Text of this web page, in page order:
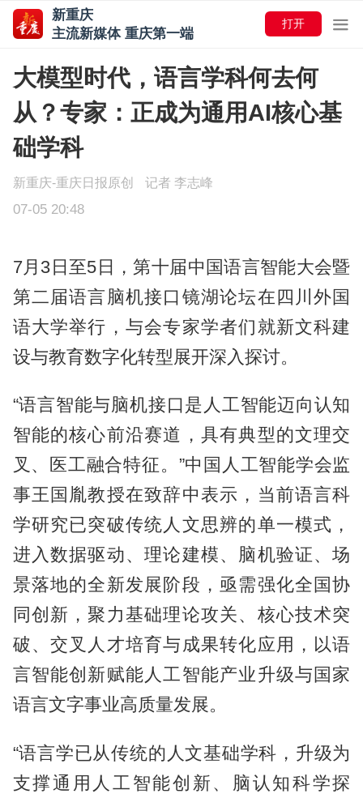
新重庆
主流新媒体 重庆第一端
打开
大模型时代，语言学科何去何
从？专家：正成为通用AI核心基
础学科
新重庆-重庆日报原创 记者 李志峰
07-05 20:48
7月3日至5日，第十届中国语言智能大会暨
第二届语言脑机接口镜湖论坛在四川外国
语大学举行，与会专家学者们就新文科建
设与教育数字化转型展开深入探讨。
“语言智能与脑机接口是人工智能迈向认知
智能的核心前沿赛道，具有典型的文理交
叉、医工融合特征。”中国人工智能学会监
事王国胤教授在致辞中表示，当前语言科
学研究已突破传统人文思辨的单一模式，
进入数据驱动、理论建模、脑机验证、场
景落地的全新发展阶段，亟需强化全国协
同创新，聚力基础理论攻关、核心技术突
破、交叉人才培育与成果转化应用，以语
言智能创新赋能人工智能产业升级与国家
语言文字事业高质量发展。
“语言学已从传统的人文基础学科，升级为
支撑通用人工智能创新、脑认知科学探